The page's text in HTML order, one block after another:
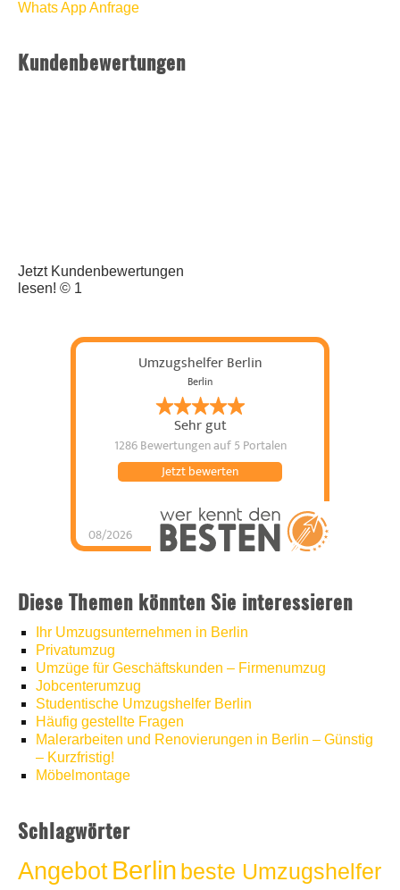
Whats App Anfrage
Kundenbewertungen
Jetzt Kundenbewertungen
lesen! © 1
Umzugshelfer Berlin
Berlin
Sehr gut
1286 Bewertungenauf 5 Portalen
08/2026
Jetzt bewerten
Umzugshelfer Berlin
hat5von5 Sternen |
werkenntdenBESTEN.de
Diese Themen könnten Sie interessieren
Ihr Umzugsunternehmen in Berlin
Privatumzug
Umzüge für Geschäftskunden – Firmenumzug
Jobcenterumzug
Studentische Umzugshelfer Berlin
Häufig gestellte Fragen
Malerarbeiten und Renovierungen in Berlin – Günstig
– Kurzfristig!
Möbelmontage
Schlagwörter
AngebotBerlin beste Umzugshelfer